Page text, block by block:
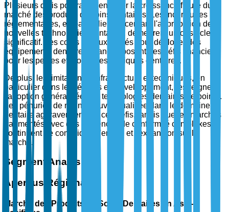
Plusieurs défis pourraient entraver la croissance future du
marché des produits de soins dentaires. Les incertitudes
réglementaires, en particulier concernant l'approbation de
nouvelles technologies dentaires, demeurent un obstacle
significatif. Les coûts initiaux élevés pour déployer des
équipements dentaires avancés posent des défis financiers
pour les petites et moyennes pratiques dentaires.
De plus, les limitations d'infrastructure et techniques, en
particulier dans les régions en développement, restreignent
l'adoption généralisée des technologies dentaires de pointe.
Les pénuries de main-d'œuvre qualifiée dans le domaine
dentaire aggravent encore ces défis, tandis que les marchés
fragmentés avec des exigences de conformité complexes
continuent de compliquer l'entrée et l'expansion sur le
marché.
Segment Analysis
Aperçus Régionaux
Marché des Produits de Soins Dentaires en Asie-